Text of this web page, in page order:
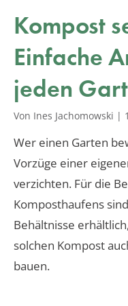
Kompost
Einfache
jeden
Von Ines Jachomowski |
Wer einen Garten
Vorzüge einer
verzichten. Für die
Komposthaufens
Behältnisse
solchen Kompost
bauen.